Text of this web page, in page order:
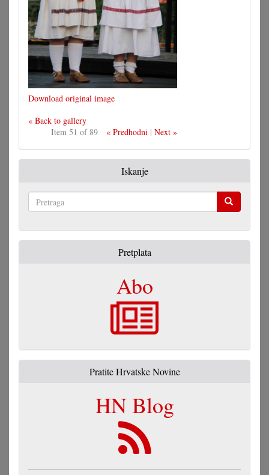
Download original image
« Back to gallery
Item 51 of 89
« Predhodni| Next »
Iskanje
Pretplata
Abo
Pratite Hrvatske Novine
HN Blog